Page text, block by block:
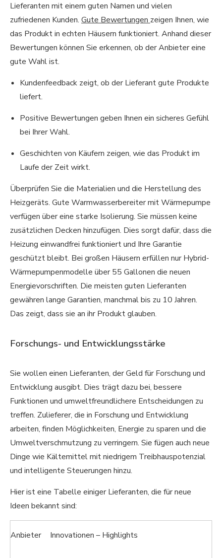
Lieferanten mit einem guten Namen und vielen
zufriedenen Kunden. Gute Bewertungen zeigen Ihnen, wie
das Produkt in echten Häusern funktioniert. Anhand dieser
Bewertungen können Sie erkennen, ob der Anbieter eine
gute Wahl ist.
Kundenfeedback zeigt, ob der Lieferant gute Produkte
liefert.
Positive Bewertungen geben Ihnen ein sicheres Gefühl
bei Ihrer Wahl.
Geschichten von Käufern zeigen, wie das Produkt im
Laufe der Zeit wirkt.
Überprüfen Sie die Materialien und die Herstellung des
Heizgeräts. Gute Warmwasserbereiter mit Wärmepumpe
verfügen über eine starke Isolierung. Sie müssen keine
zusätzlichen Decken hinzufügen. Dies sorgt dafür, dass die
Heizung einwandfrei funktioniert und Ihre Garantie
geschützt bleibt. Bei großen Häusern erfüllen nur Hybrid-
Wärmepumpenmodelle über 55 Gallonen die neuen
Energievorschriften. Die meisten guten Lieferanten
gewähren lange Garantien, manchmal bis zu 10 Jahren.
Das zeigt, dass sie an ihr Produkt glauben.
Forschungs- und Entwicklungsstärke
Sie wollen einen Lieferanten, der Geld für Forschung und
Entwicklung ausgibt. Dies trägt dazu bei, bessere
Funktionen und umweltfreundlichere Entscheidungen zu
treffen. Zulieferer, die in Forschung und Entwicklung
arbeiten, finden Möglichkeiten, Energie zu sparen und die
Umweltverschmutzung zu verringern. Sie fügen auch neue
Dinge wie Kältemittel mit niedrigem Treibhauspotenzial
und intelligente Steuerungen hinzu.
Hier ist eine Tabelle einiger Lieferanten, die für neue
Ideen bekannt sind:
Anbieter Innovationen – Highlights